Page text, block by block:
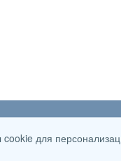
для
Новые категории
Стилусы